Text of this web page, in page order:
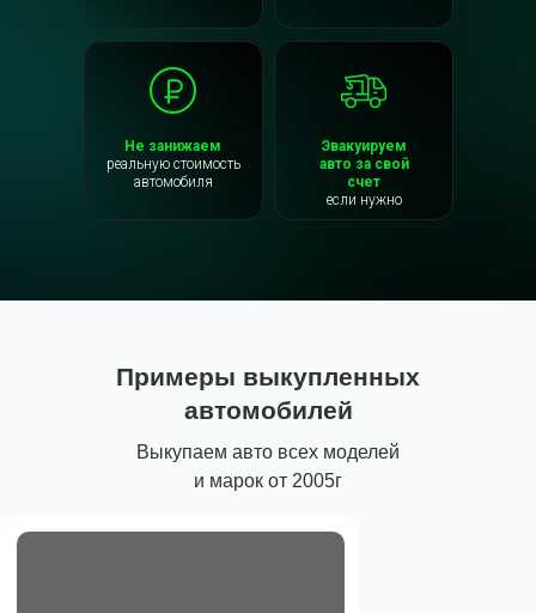
Не занижаем
реальную стоимость
автомобиля
Эвакуируем
авто за свой
счет
если нужно
Примеры выкупленных
автомобилей
Выкупаем авто всех моделей
и марок от 2005г